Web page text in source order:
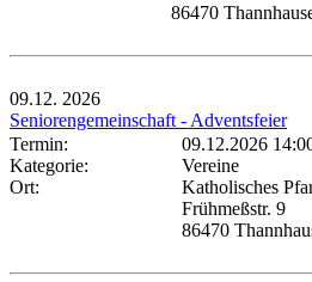
86470
09.12. 2026
Seniorengemeinschaft - Adventsfeier
Termin:
09.12.2026
Kategorie:
Vereine
Ort:
Katholisches
Frühmeßstr. 9
86470